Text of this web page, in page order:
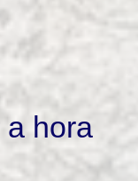
a hora